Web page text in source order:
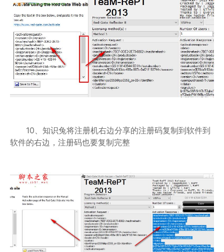
10、知识兔将注册机右边分享的注册码复制到软件到
软件的右边，注册码也要复制完整